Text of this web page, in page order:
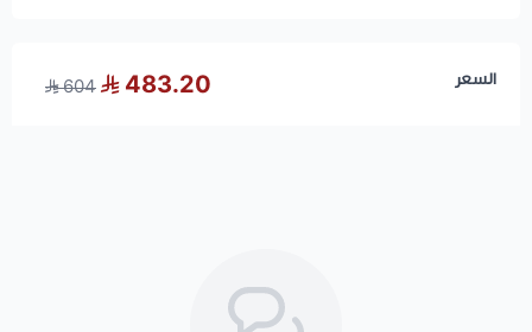
السعر 483.20
604